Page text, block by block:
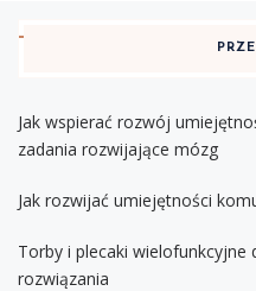
Jak wspierać rozwój
zadania rozwijające mózg
Jak rozwijać umiejętności
Torby i plecaki wielofunkcyjne
rozwiązania